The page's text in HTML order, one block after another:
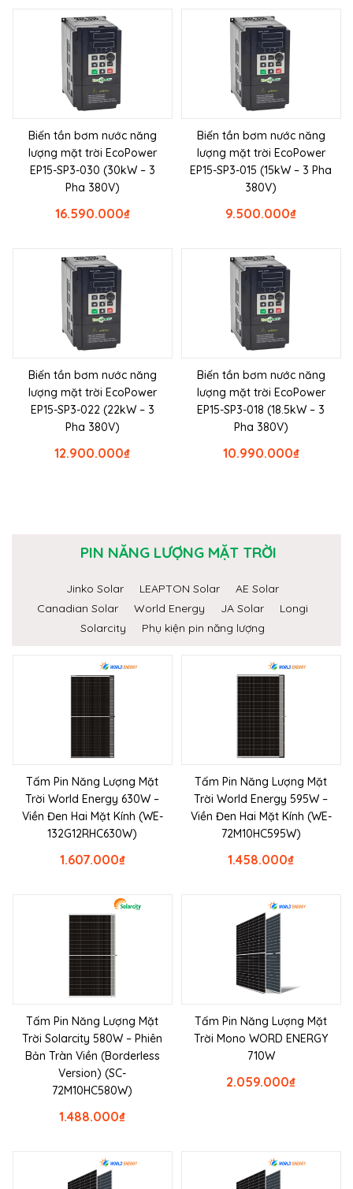
Biến tần bơm nước năng
lượng mặt trời EcoPower
EP15-SP3-030 (30kW – 3
Pha 380V)
₫
16.590.000
Biến tần bơm nước năng
lượng mặt trời EcoPower
EP15-SP3-015 (15kW – 3 Pha
380V)
₫
9.500.000
Biến tần bơm nước năng
lượng mặt trời EcoPower
EP15-SP3-022 (22kW – 3
Pha 380V)
₫
12.900.000
Biến tần bơm nước năng
lượng mặt trời EcoPower
EP15-SP3-018 (18.5kW – 3
Pha 380V)
₫
10.990.000
PIN NĂNG LƯỢNG MẶT TRỜI
Jinko Solar LEAPTON Solar
AE Solar
Canadian Solar
World Energy JA Solar
Longi
Solarcity
Phụ kiện pin năng lượng
Tấm Pin Năng Lượng Mặt
Trời World Energy 630W –
Viền Đen Hai Mặt Kính (WE-
132G12RHC630W)
₫
1.607.000
Tấm Pin Năng Lượng Mặt
Trời World Energy 595W –
Viền Đen Hai Mặt Kính (WE-
72M10HC595W)
₫
1.458.000
Tấm Pin Năng Lượng Mặt
Trời Solarcity 580W – Phiên
Bản Tràn Viền (Borderless
Version) (SC-
72M10HC580W)
₫
1.488.000
Tấm Pin Năng Lượng Mặt
Trời Mono WORD ENERGY
710W
₫
2.059.000